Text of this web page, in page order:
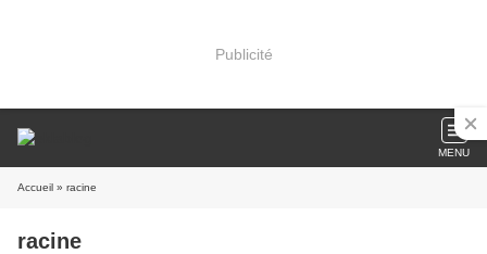
Publicité
MENU
Accueil » racine
racine